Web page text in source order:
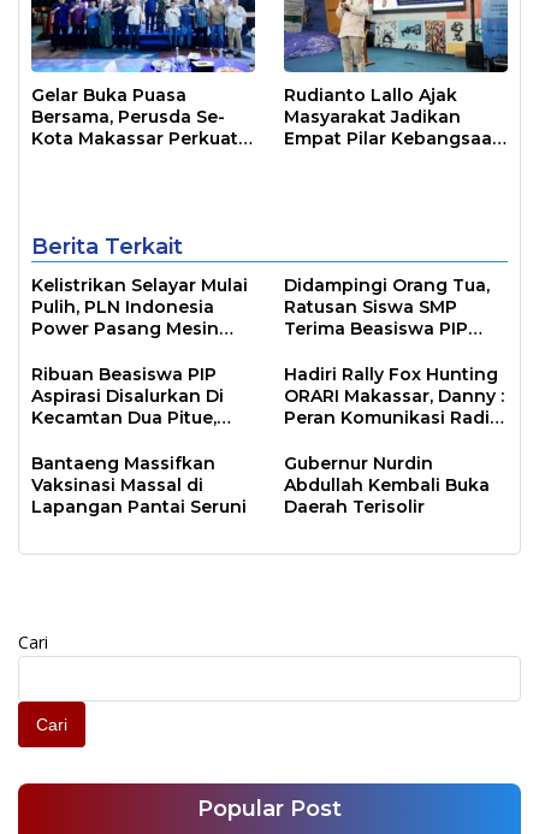
Gelar Buka Puasa
Bersama, Perusda Se-
Kota Makassar Perkuat
Rudianto Lallo Ajak
Masyarakat Jadikan
Empat Pilar Kebangsaan
Berita Terkait
Kelistrikan Selayar Mulai
Pulih, PLN Indonesia
Power Pasang Mesin
Didampingi Orang Tua,
Ratusan Siswa SMP
Terima Beasiswa PIP
Ribuan Beasiswa PIP
Aspirasi Disalurkan Di
Kecamtan Dua Pitue,
Riase
Hadiri Rally Fox Hunting
ORARI Makassar, Danny :
Peran Komunikasi Radio
Pandemi
Bantaeng Massifkan
Vaksinasi Massal di
Lapangan Pantai Seruni
Gubernur Nurdin
Abdullah Kembali Buka
Daerah Terisolir
Cari
Cari
Popular Post